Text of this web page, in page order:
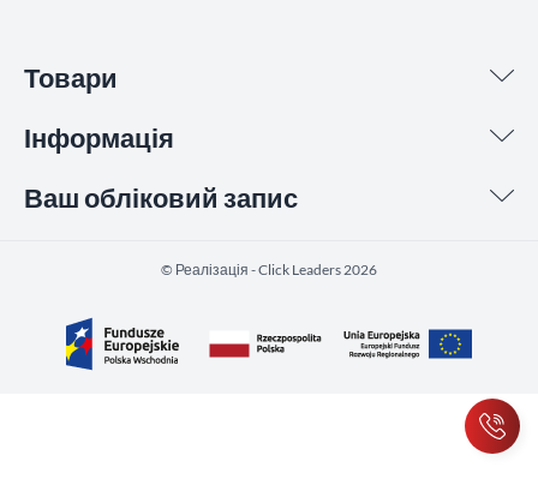
Товари
Інформація
Ваш обліковий запис
©️ Реалізація - Click Leaders 2026